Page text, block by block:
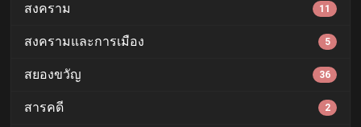
สงคราม 11
สงครามและการเมือง 5
สยองขวัญ 36
สารคดี 2